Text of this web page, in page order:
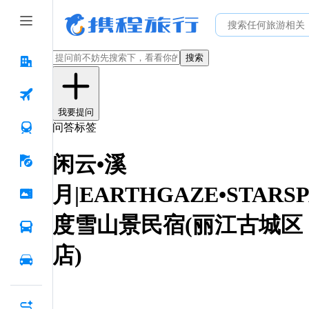
搜索
我要提问
问答标签
闲云•溪
月
度雪山景民宿(丽江古城区
店)